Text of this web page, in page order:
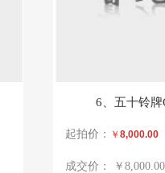
6、五十铃牌
起拍价： ￥ 8,000.00
成交价： ￥8,000.00